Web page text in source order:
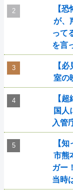
【
が、
って
を言
【
室の
【
国人
入管
【
市熊
ガー
当時